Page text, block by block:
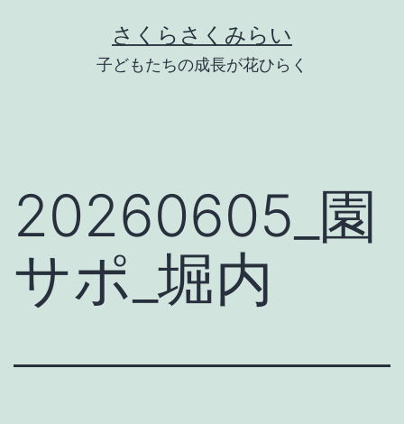
さくらさくみらい
子どもたちの成長が花ひらく
20260605_園
サポ_堀内